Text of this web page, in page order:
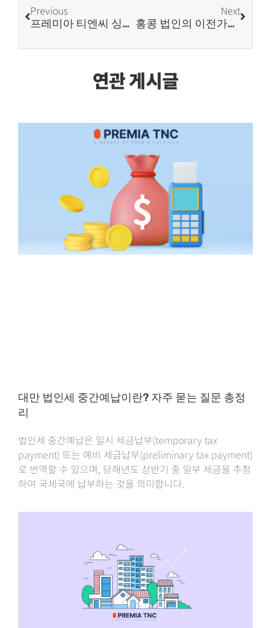
Previous
프레미아 티엔씨 싱가포르 지사 확장 이전, ‘비즈니스 중심 공유오피스 등 사업 성장세 이어갈 것’
Next
홍콩 법인의 이전가격 정책 수립
연관 게시글
대만 법인세 중간예납이란? 자주 묻는 질문 총정
리
법인세 중간예납은 일시 세금납부(temporary tax
payment) 또는 예비 세금납부(preliminary tax payment)
로 번역할 수 있으며, 당해년도 상반기 중 일부 세금을 추정
하여 국세국에 납부하는 것을 의미합니다.